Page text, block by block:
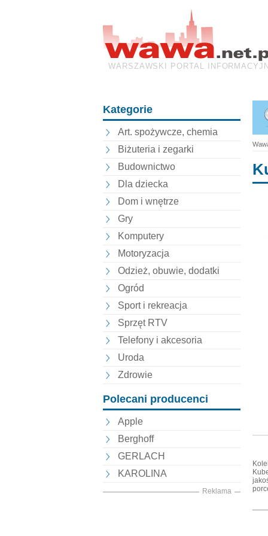
WARSZAWSKI PORTAL
Kategorie
Art. spożywcze, chemia
Biżuteria i zegarki
Budownictwo
Dla dziecka
Dom i wnętrze
Gry
Komputery
Motoryzacja
Odzież, obuwie, dodatki
Ogród
Sport i rekreacja
Sprzęt RTV
Telefony i akcesoria
Uroda
Zdrowie
Polecani producenci
Apple
Berghoff
GERLACH
KAROLINA
Reklama